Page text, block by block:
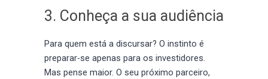
3. Conheça a sua audiência
Para quem está a discursar? O instinto é
preparar-se apenas para os investidores.
Mas pense maior. O seu próximo parceiro,